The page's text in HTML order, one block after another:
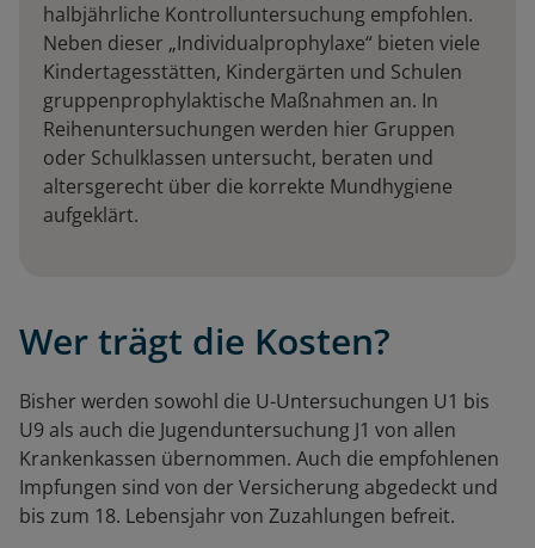
halbjährliche Kontrolluntersuchung empfohlen.
Neben dieser „Individualprophylaxe“ bieten viele
Kindertagesstätten, Kindergärten und Schulen
gruppenprophylaktische Maßnahmen an. In
Reihenuntersuchungen werden hier Gruppen
oder Schulklassen untersucht, beraten und
altersgerecht über die korrekte Mundhygiene
aufgeklärt.
Wer trägt die Kosten?
Bisher werden sowohl die U-Untersuchungen U1 bis
U9 als auch die Jugenduntersuchung J1 von allen
Krankenkassen übernommen. Auch die empfohlenen
Impfungen sind von der Versicherung abgedeckt und
bis zum 18. Lebensjahr von Zuzahlungen befreit.